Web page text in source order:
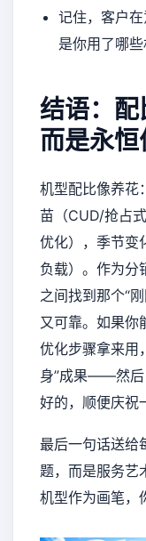
记住，客户
是你用了哪些
结语：配
而是永恒
机型配比像养花
苗（CUD/抢占
优化），季节变
负载）。作为分
之间找到那个“
又可靠。如果你
优化步骤拿来用
身”成果——然后
好的，顺便庆祝
最后一句话送给
题，而是服务艺
机型作为画笔，